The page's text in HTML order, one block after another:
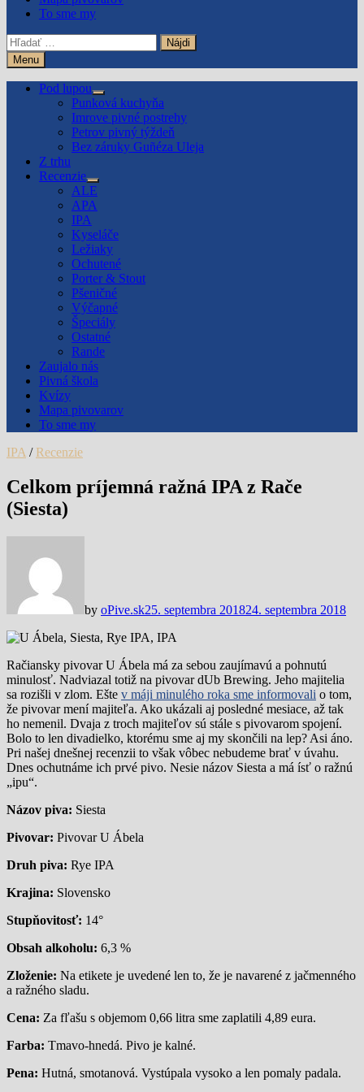
To sme my
Hľadať:
Menu
Pod lupou
Show
sub
menu
Punková kuchyňa
Imrove pivné postrehy
Petrov pivný týždeň
Bez záruky Guñéza Uleja
Z trhu
Recenzie
Show
sub
menu
ALE
APA
IPA
Kyseláče
Ležiaky
Ochutené
Porter & Stout
Pšeničné
Výčapné
Špeciály
Ostatné
Rande
Zaujalo nás
Pivná škola
Kvízy
Mapa pivovarov
To sme my
IPA / Recenzie
Celkom príjemná ražná IPA z Rače
(Siesta)
by oPive.sk25. septembra 201824. septembra 2018
Račiansky pivovar U Ábela má za sebou zaujímavú a pohnutú
minulosť. Nadviazal totiž na pivovar dUb Brewing. Jeho majitelia
sa rozišli v zlom. Ešte v máji minulého roka sme informovali o tom,
že pivovar mení majiteľa. Ako ukázali aj posledné mesiace, až tak
ho nemenil. Dvaja z troch majiteľov sú stále s pivovarom spojení.
Bolo to len divadielko, ktorému sme aj my skončili na lep? Asi áno.
Pri našej dnešnej recenzii to však vôbec nebudeme brať v úvahu.
Dnes ochutnáme ich prvé pivo. Nesie názov Siesta a má ísť o ražnú
„ipu“.
Názov piva: Siesta
Pivovar: Pivovar U Ábela
Druh piva: Rye IPA
Krajina: Slovensko
Stupňovitosť: 14°
Obsah alkoholu: 6,3 %
Zloženie: Na etikete je uvedené len to, že je navarené z jačmenného
a ražného sladu.
Cena: Za fľašu s objemom 0,66 litra sme zaplatili 4,89 eura.
Farba: Tmavo-hnedá. Pivo je kalné.
Pena: Hutná, smotanová. Vystúpala vysoko a len pomaly padala.